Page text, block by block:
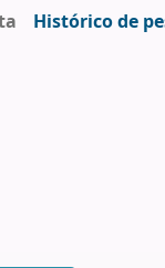
Histórico de